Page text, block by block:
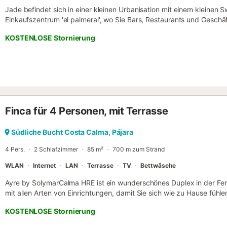
Jade befindet sich in einer kleinen Urbanisation mit einem kleinen
Einkaufszentrum 'el palmeral', wo Sie Bars, Restaurants und
machen. Auf der herrlichen Terrasse können Sie sich nach dem
Fuerteventura eine wohlverdiente Pause gönnen. Nur 500 Meter
Bettwäsche, Handtücher etc. nicht im Preis für diese Unterkunft
betrachtet. Sofern in der Unterkunft keine Elektroladestation
KOSTENLOSE Stornierung
Finca für 4 Personen, mit Terrasse
Südliche Bucht Costa Calma, Pájara
4 Pers. 2 Schlafzimmer 85 m² 700 m zum Strand
WLAN Internet LAN Terrasse TV Bettwäsche
Ayre by SolymarCalma HRE ist ein wunderschönes Duplex in der
mit allen Arten von Einrichtungen, damit Sie sich wie zu Hause
Hauptbadezimmer mit Badewanne. Die Küche ist komplett
Backofen, großem Kühl- und Gefrierschrank, Geschirrspüler,
KOSTENLOSE Stornierung